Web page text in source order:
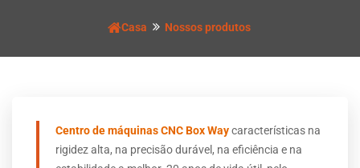
Casa Nossos produtos
Centro de máquinas CNC Box Waycaracterísticas na
rigidez alta, na precisão durável, na eficiência e na